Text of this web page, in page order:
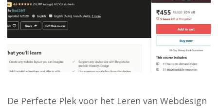
De Perfecte Plek voor het Leren van Webdesign